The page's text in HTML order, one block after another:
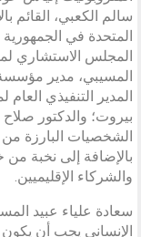
سالم الكعبي، القائم
المتحدة في
المجلس الاستشاري
المسيبي، مدير مؤسسة
المدير التنفيذي
بيروت؛ والدكتور
الشخصيات البارزة
بالإضافة إلى نخبة من
والشركاء الإقليميين.
سعادة علياء عبيد
الإنساني يجب أن يكون